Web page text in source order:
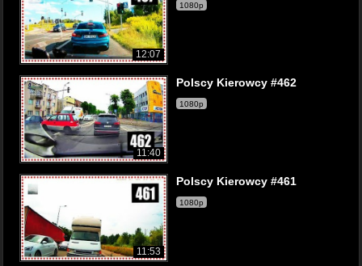
12:07
1080p
11:40
Polscy Kierowcy #462
1080p
11:53
Polscy Kierowcy #461
1080p